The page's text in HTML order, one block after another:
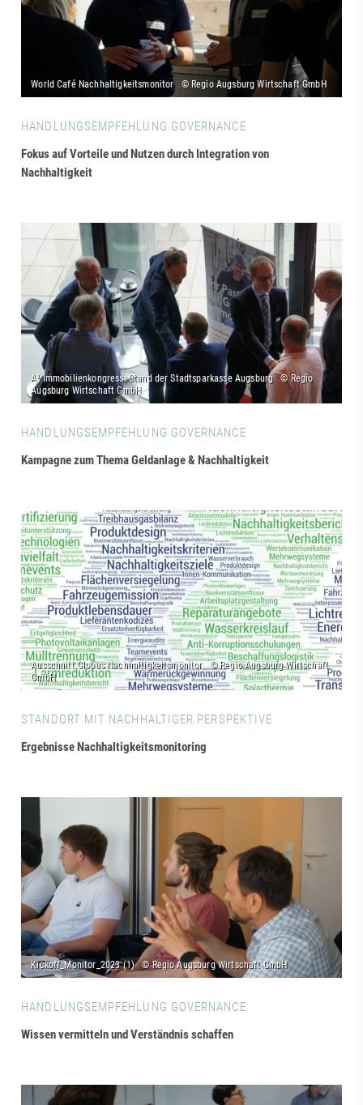
HANDLUNGSEMPFEHLUNG GOVERNANCE
Fokus auf Vorteile und Nutzen durch Integration von
Nachhaltigkeit
HANDLUNGSEMPFEHLUNG GOVERNANCE
Kampagne zum Thema Geldanlage & Nachhaltigkeit
STANDORT MIT NACHHALTIGER PERSPEKTIVE
Ergebnisse Nachhaltigkeitsmonitoring
HANDLUNGSEMPFEHLUNG GOVERNANCE
Wissen vermitteln und Verständnis schaffen